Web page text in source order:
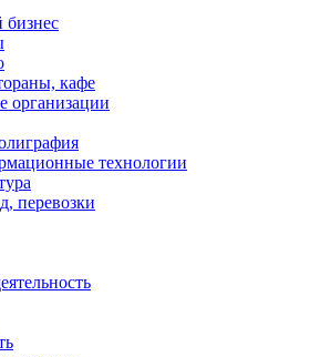
кафе
организации
технологии
перевозки